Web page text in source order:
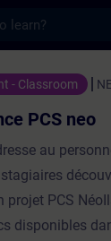
-
- Classroom
PCS neo
au
projet PCS
disponibles